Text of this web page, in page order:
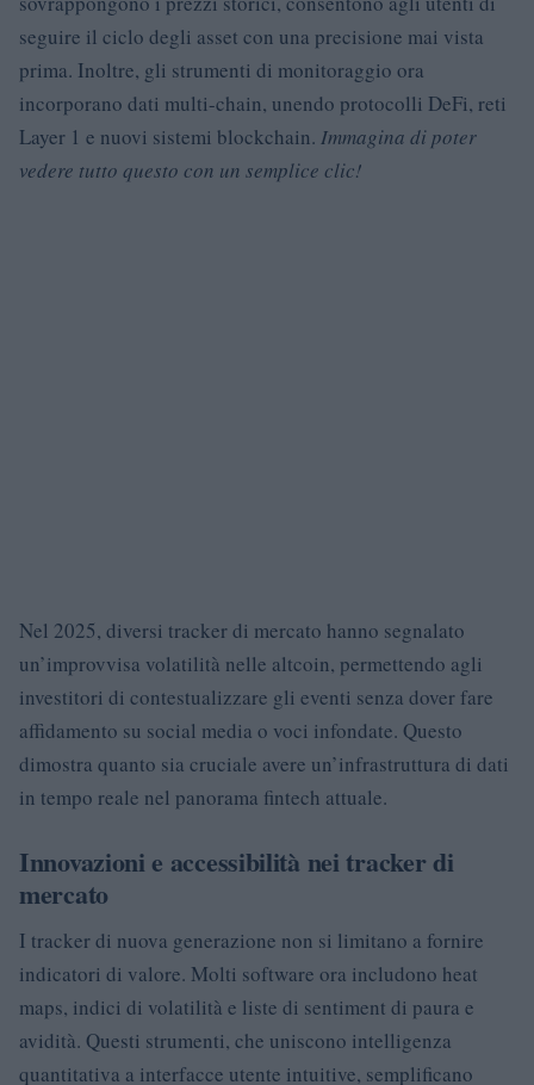
seguire il ciclo degli asset con una precisione mai vista
prima. Inoltre, gli strumenti di monitoraggio ora
incorporano dati multi-chain, unendo protocolli DeFi, reti
Layer 1 e nuovi sistemi blockchain. Immagina di poter
vedere tutto questo con un semplice clic!
Nel 2025, diversi tracker di mercato hanno segnalato
un’improvvisa volatilità nelle altcoin, permettendo agli
investitori di contestualizzare gli eventi senza dover fare
affidamento su social media o voci infondate. Questo
dimostra quanto sia cruciale avere un’infrastruttura di dati
in tempo reale nel panorama fintech attuale.
Innovazioni e accessibilità nei tracker di
mercato
I tracker di nuova generazione non si limitano a fornire
indicatori di valore. Molti software ora includono heat
maps, indici di volatilità e liste di sentiment di paura e
avidità. Questi strumenti, che uniscono intelligenza
quantitativa a interfacce utente intuitive, semplificano